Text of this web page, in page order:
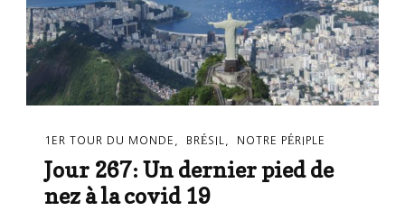
1ER TOUR DU MONDE BRÉSIL NOTRE PÉRIPLE
Jour 267: Un dernier pied de
nez à la covid 19